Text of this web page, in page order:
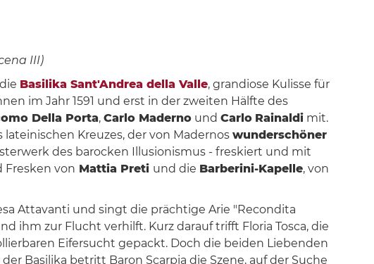
III)
Basilika Sant'Andrea della Valle, grandiose Kulisse für
im Jahr 1591 und erst in der zweiten Hälfte des
Della Porta, Carlo Madernound Carlo Rainaldimit.
Kreuzes, der von Madernos wunderschöner
des barocken Illusionismus - freskiert und mit
Fresken von Mattia Preti und die Barberini-Kapelle, von
Attavanti und singt die prächtige Arie "Recondita
ihm zur Flucht verhilft. Kurz darauf trifft Floria Tosca, die
Eifersucht gepackt. Doch die beiden Liebenden
Basilika betritt Baron Scarpia die Szene, auf der Suche